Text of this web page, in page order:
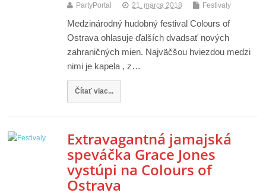
PartyPortal 21. marca 2018 Festivaly
Medzinárodný hudobný festival Colours of
Ostrava ohlasuje ďalších dvadsať nových
zahraničných mien. Najväčšou hviezdou medzi
nimi je kapela , z…
Čítať viac...
Extravagantná jamajská
speváčka Grace Jones
vystúpi na Colours of
Ostrava